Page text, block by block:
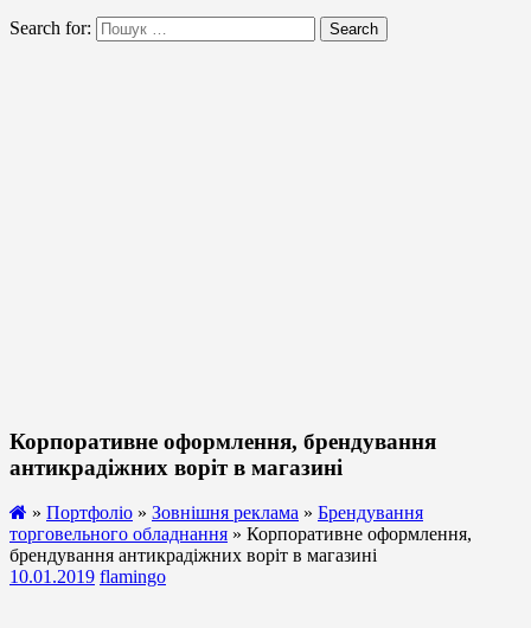
Search for: Search
Корпоративне оформлення, брендування
антикрадіжних воріт в магазині
» Портфоліо » Зовнішня реклама » Брендування
торговельного обладнання » Корпоративне оформлення,
брендування антикрадіжних воріт в магазині
10.01.2019 flamingo